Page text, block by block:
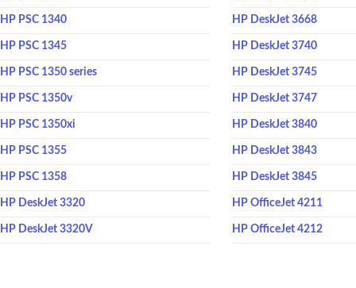
HP PSC 1340
HP PSC 1345
HP PSC 1350 series
HP PSC 1350v
HP PSC 1350xi
HP PSC 1355
HP PSC 1358
HP DeskJet 3320
HP DeskJet 3320V
HP DeskJet 3668
HP DeskJet 3740
HP DeskJet 3745
HP DeskJet 3747
HP DeskJet 3840
HP DeskJet 3843
HP DeskJet 3845
HP OfficeJet 4211
HP OfficeJet 4212